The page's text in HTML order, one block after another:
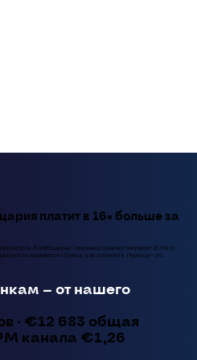
платит в 16× больше за
€12 683 выручки. Германия в одиночку генерирует 25,9% от
в зависимости от рынка, а не от контента. Перевод — это
— от нашего
· €12 683 общая
канала €1,26